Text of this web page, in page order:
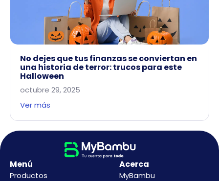
No dejes que tus finanzas se conviertan en
una historia de terror: trucos para este
Halloween
octubre 29, 2025
Ver más
Menú
Productos
Acerca
MyBambu